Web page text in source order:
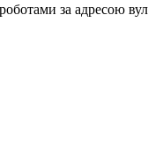
за адресою